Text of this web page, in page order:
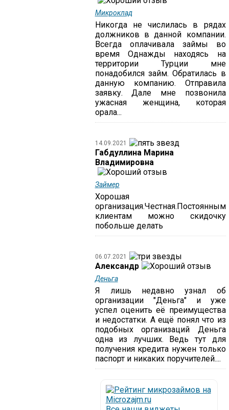
Микроклад
Никогда не числилась в рядах
должников в данной компании.
Всегда оплачивала займы во
время Однажды находясь на
территории Турции мне
понадобился займ. Обратилась в
данную компанию. Отправила
заявку. Дале мне позвонила
ужасная женщина, которая
орала...
14.09.2021
Габдуллина Марина
Владимировна
Займер
Хорошая
организация.Честная.Постоянным
клиентам можно скидочку
побольше делать
06.07.2021
Александр
Деньга
Я лишь недавно узнал об
организации "Деньга" и уже
успел оценить её преимущества
и недостатки. А ещё понял что из
подобных организаций Деньга
одна из лучших. Ведь тут для
получения кредита нужен только
паспорт и никаких поручителей....